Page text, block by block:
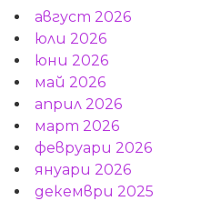
август 2026
юли 2026
юни 2026
май 2026
април 2026
март 2026
февруари 2026
януари 2026
декември 2025